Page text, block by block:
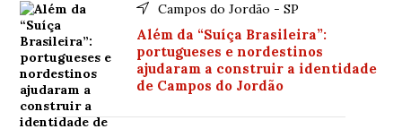
Campos do Jordão - SP
Além da “Suíça Brasileira”:
portugueses e nordestinos
ajudaram a construir a identidade
de Campos do Jordão